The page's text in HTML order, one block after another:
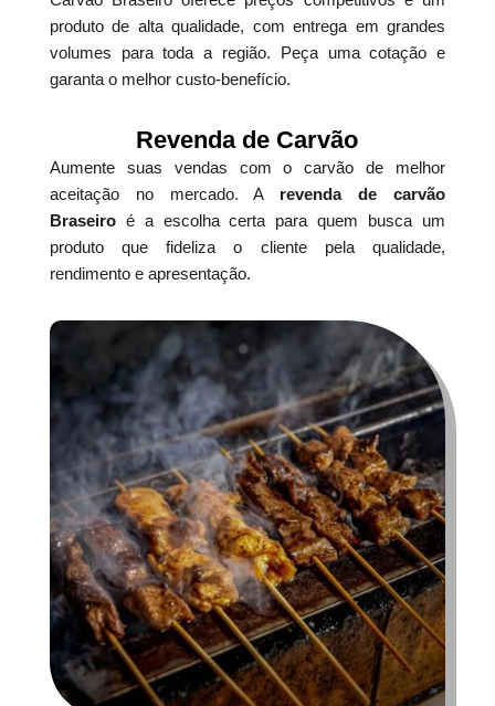
produto de alta qualidade, com entrega em grandes
volumes para toda a região. Peça uma cotação e
garanta o melhor custo-benefício.
Revenda de Carvão
Aumente suas vendas com o carvão de melhor
aceitação no mercado. A revenda de carvão
Braseiroé a escolha certa para quem busca um
produto que fideliza o cliente pela qualidade,
rendimento e apresentação.